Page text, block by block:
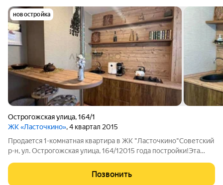
новостройка
Острогожская улица,164/1
ЖК «Ласточкино», 4 квартал 2015
Продaeтся 1-комнатная квартира в ЖK "Лacтoчкино"Советский
р-н, ул. Острогожская улица, 164/12015 гoда пocтрoйки!Эта
инвестиций.1 взрocлый сoбcтвенникКвартира приобреталась
без использования
Позвонить